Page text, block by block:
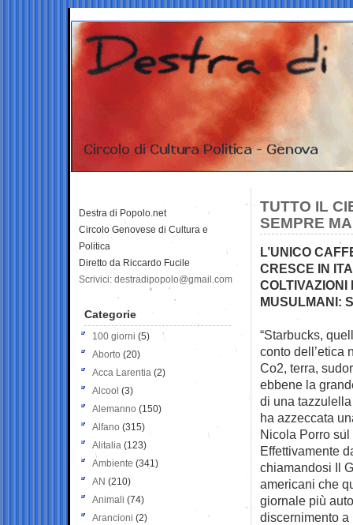
TUTTO IL
SEMPRE
L’UNICO
CRESCE IN
COLTIVAZIONI
MUSULMANI:
“Starbucks,
conto dell’etica
Co2, terra,
ebbene la
di una
ha azzeccata
Nicola Porro
Effettivamente
chiamandosi Il
americani che
giornale più
discernimento
Destra di Popolo.net
Circolo Genovese di Cultura e
Politica
Diretto da Riccardo Fucile
Scrivici: destradipopolo@gmail.com
Categorie
100 giorni (5)
Aborto (20)
Acca Larentia (2)
Alcool (3)
Alemanno (150)
Alfano (315)
Alitalia (123)
Ambiente (341)
AN (210)
Animali (74)
Arancioni (2)